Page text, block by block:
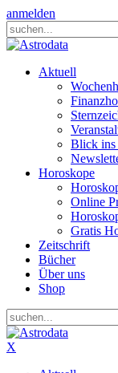
anmelden
Aktuell
Blick ins
Horoskope
Online
Gratis
Zeitschrift
Bücher
Über uns
Shop
X